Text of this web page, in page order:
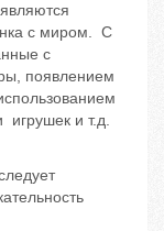
с миром. С
с
появлением
игрушек и т.д.